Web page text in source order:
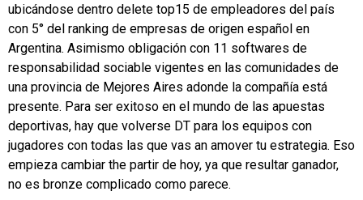
ubicándose dentro delete top15 de empleadores del país
con 5° del ranking de empresas de origen español en
Argentina. Asimismo obligación con 11 softwares de
responsabilidad sociable vigentes en las comunidades de
una provincia de Mejores Aires adonde la compañía está
presente. Para ser exitoso en el mundo de las apuestas
deportivas, hay que volverse DT para los equipos con
jugadores con todas las que vas an amover tu estrategia. Eso
empieza cambiar the partir de hoy, ya que resultar ganador,
no es bronze complicado como parece.